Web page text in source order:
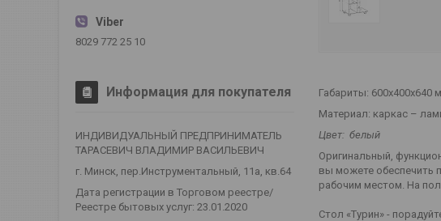
Габариты: 600х400х640
Материал: каркас –
Цвет: белый
Оригинальный,
вы можете обеспечить
рабочим местом. На
Стол «Турин» -
8029 772 25 10
Информация для покупателя
ИНДИВИДУАЛЬНЫЙ ПРЕДПРИНИМАТЕЛЬ
ТАРАСЕВИЧ ВЛАДИМИР ВАСИЛЬЕВИЧ
г. Минск, пер.Инструментальный, 11а, кв.64
Дата регистрации в Торговом реестре/
Реестре бытовых услуг: 23.01.2020